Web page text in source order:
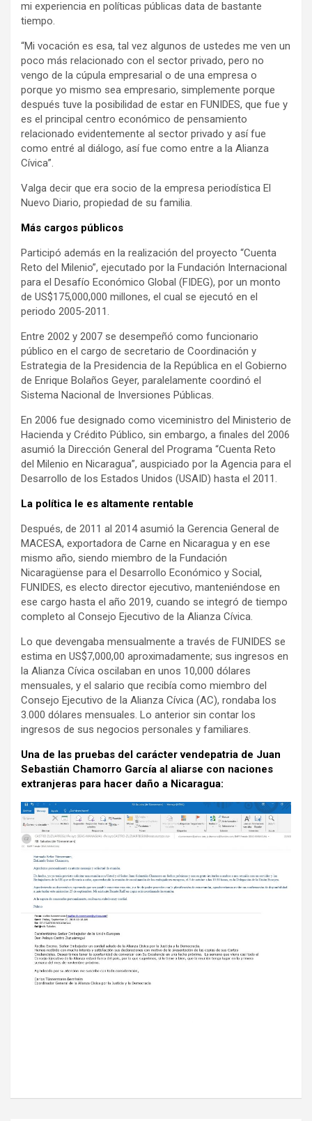
mi experiencia en políticas públicas data de bastante
tiempo.
“Mi vocación es esa, tal vez algunos de ustedes me ven un
poco más relacionado con el sector privado, pero no
vengo de la cúpula empresarial o de una empresa o
porque yo mismo sea empresario, simplemente porque
después tuve la posibilidad de estar en FUNIDES, que fue y
es el principal centro económico de pensamiento
relacionado evidentemente al sector privado y así fue
como entré al diálogo, así fue como entre a la Alianza
Cívica”.
Valga decir que era socio de la empresa periodística El
Nuevo Diario, propiedad de su familia.
Más cargos públicos
Participó además en la realización del proyecto “Cuenta
Reto del Milenio”, ejecutado por la Fundación Internacional
para el Desafío Económico Global (FIDEG), por un monto
de US$175,000,000 millones, el cual se ejecutó en el
periodo 2005-2011.
Entre 2002 y 2007 se desempeñó como funcionario
público en el cargo de secretario de Coordinación y
Estrategia de la Presidencia de la República en el Gobierno
de Enrique Bolaños Geyer, paralelamente coordinó el
Sistema Nacional de Inversiones Públicas.
En 2006 fue designado como viceministro del Ministerio de
Hacienda y Crédito Público, sin embargo, a finales del 2006
asumió la Dirección General del Programa “Cuenta Reto
del Milenio en Nicaragua”, auspiciado por la Agencia para el
Desarrollo de los Estados Unidos (USAID) hasta el 2011.
La política le es altamente rentable
Después, de 2011 al 2014 asumió la Gerencia General de
MACESA, exportadora de Carne en Nicaragua y en ese
mismo año, siendo miembro de la Fundación
Nicaragüense para el Desarrollo Económico y Social,
FUNIDES, es electo director ejecutivo, manteniéndose en
ese cargo hasta el año 2019, cuando se integró de tiempo
completo al Consejo Ejecutivo de la Alianza Cívica.
Lo que devengaba mensualmente a través de FUNIDES se
estima en US$7,000,00 aproximadamente; sus ingresos en
la Alianza Cívica oscilaban en unos 10,000 dólares
mensuales, y el salario que recibía como miembro del
Consejo Ejecutivo de la Alianza Cívica (AC), rondaba los
3.000 dólares mensuales. Lo anterior sin contar los
ingresos de sus negocios personales y familiares.
Una de las pruebas del carácter vendepatria de Juan
Sebastián Chamorro García al aliarse con naciones
extranjeras para hacer daño a Nicaragua: